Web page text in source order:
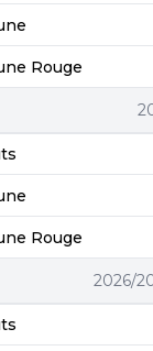
Rouge
Rouge
2026/